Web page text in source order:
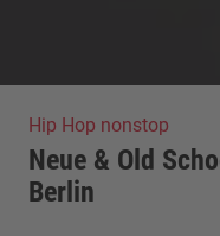
Hip Hop nonstop
Neue & Old
Berlin